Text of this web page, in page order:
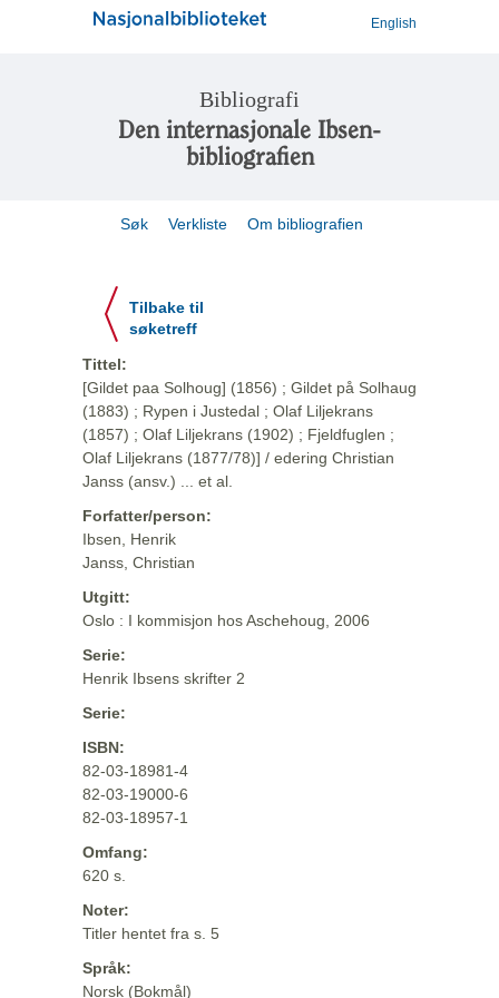
English
Bibliografi
Den internasjonale Ibsen-
bibliografien
Søk Verkliste Om bibliografien
Tilbake til
søketreff
Tittel:
[Gildet paa Solhoug] (1856) ; Gildet på Solhaug
(1883) ; Rypen i Justedal ; Olaf Liljekrans
(1857) ; Olaf Liljekrans (1902) ; Fjeldfuglen ;
Olaf Liljekrans (1877/78)] / edering Christian
Janss (ansv.) ... et al.
Forfatter/person:
Ibsen, Henrik
Janss, Christian
Utgitt:
Oslo : I kommisjon hos Aschehoug, 2006
Serie:
Henrik Ibsens skrifter 2
Serie:
ISBN:
82-03-18981-4
82-03-19000-6
82-03-18957-1
Omfang:
620 s.
Noter:
Titler hentet fra s. 5
Språk:
Norsk (Bokmål)